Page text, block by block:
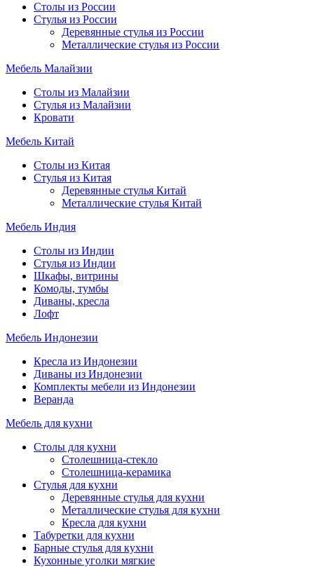
Столы из России
Стулья из России
Деревянные стулья из России
Металлические стулья из России
Мебель Малайзии
Столы из Малайзии
Стулья из Малайзии
Кровати
Мебель Китай
Столы из Китая
Стулья из Китая
Деревянные стулья Китай
Металлические стулья Китай
Мебель Индия
Столы из Индии
Стулья из Индии
Шкафы, витрины
Комоды, тумбы
Диваны, кресла
Лофт
Мебель Индонезии
Кресла из Индонезии
Диваны из Индонезии
Комплекты мебели из Индонезии
Веранда
Мебель для кухни
Столы для кухни
Столешница-стекло
Столешница-керамика
Стулья для кухни
Деревянные стулья для кухни
Металлические стулья для кухни
Кресла для кухни
Табуретки для кухни
Барные стулья для кухни
Кухонные уголки мягкие